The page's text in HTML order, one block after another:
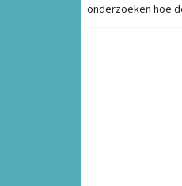
onderzoeken hoe